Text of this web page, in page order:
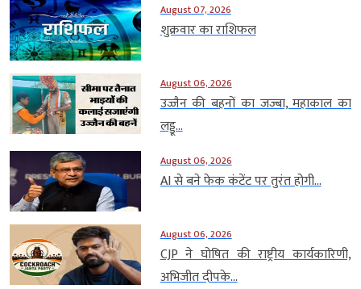
August 07, 2026
शुक्रवार का राशिफल
August 06, 2026
उज्जैन की बहनों का जज्बा, महाकाल का
लड्डू...
August 06, 2026
AI से बने फेक कंटेंट पर तुरंत होगी...
August 06, 2026
CJP ने घोषित की राष्ट्रीय कार्यकारिणी,
अभिजीत दीपके...